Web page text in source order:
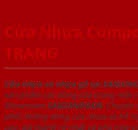
Cửa Nhựa
TRANG
Cửa nhựa và nhựa gỗ tại
sản phẩm các dòng cửa trong một
Showroom SAIGONDOOR. Chuyên
phối những dòng cửa nhựa và hỗ
cao, giá thành rẻ nhất và phù hợp